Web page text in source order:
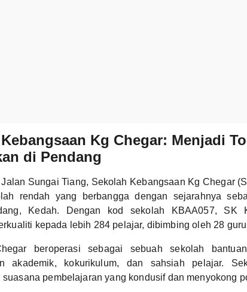
Kg Chegar: Menjadi
di Pendang
Sungai Tiang, Sekolah Kebangsaan Kg Chegar
rendah yang berbangga dengan sejarahnya
Kedah. Dengan kod sekolah KBAA057, SK
kepada lebih 284 pelajar, dibimbing oleh 28
beroperasi sebagai sebuah sekolah
akademik, kokurikulum, dan sahsiah pelajar.
suasana pembelajaran yang kondusif dan menyokong